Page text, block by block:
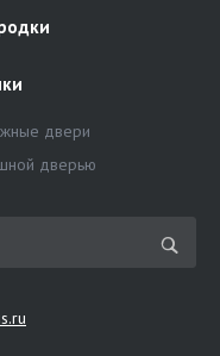
двери
дверью